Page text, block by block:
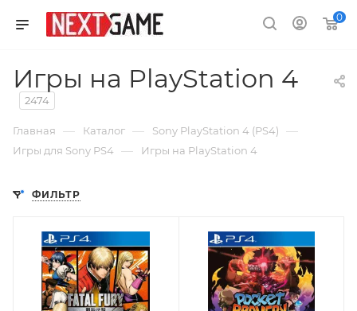
0
Игры на PlayStation 4
2474
Главная — Каталог — Sony PlayStation 4 (PS4) —
Игры для Sony PS4 — Игры на PlayStation 4
ФИЛЬТР